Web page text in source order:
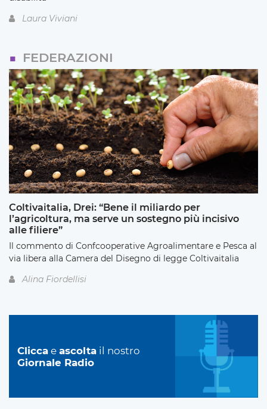
Laura Viviani
FEDERAZIONI
Coltivaitalia, Drei: “Bene il miliardo per
l’agricoltura, ma serve un sostegno più incisivo
alle filiere”
Il commento di Confcooperative Agroalimentare e Pesca al
via libera alla Camera del Disegno di legge Coltivaitalia
Alina Fiordellisi
Clicca e ascolta il nostro
Giornale Radio